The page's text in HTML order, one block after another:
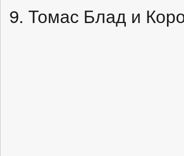
9. Томас Блад и